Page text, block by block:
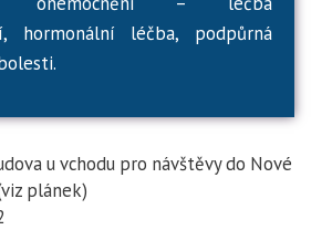
hormonální léčba, podpůrná
u vchodu pro návštěvy do Nové
plánek)